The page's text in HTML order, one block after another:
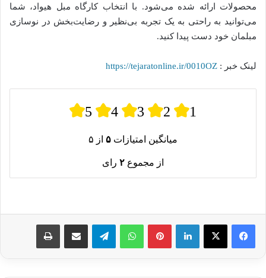
محصولات ارائه شده می‌شود. با انتخاب کارگاه مبل هیواد، شما
می‌توانید به راحتی به یک تجربه بی‌نظیر و رضایت‌بخش در نوسازی
مبلمان خود دست پیدا کنید.
لینک خبر : https://tejaratonline.ir/0010OZ
5 4 3 2 1
میانگین امتیازات ۵ از ۵
از مجموع ۲ رای
لینکدین پینترستواتس آپ تلگرام اشتراک گذاری از طریق ایمیل چاپ